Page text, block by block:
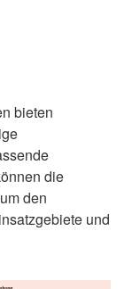
bieten
die
den
und